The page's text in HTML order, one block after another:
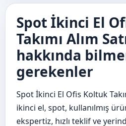
Spot İkinci El
Takımı Alım
hakkında
gerekenler
Spot İkinci El Ofis Koltuk
ikinci el, spot, kullanılmış
ekspertiz, hızlı teklif ve